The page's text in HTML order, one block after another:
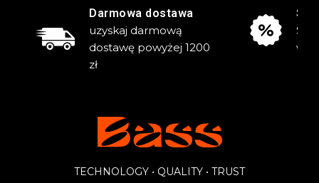
Darmowa dostawa
uzyskaj darmową
dostawę powyżej 1200
zł
TECHNOLOGY • QUALITY • TRUST